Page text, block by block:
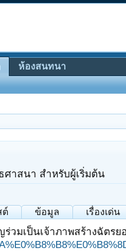
ศาสนา สำหรับผู้เริ่มต้น
ต์ ข้อมูล เรื่องเด่น
วมเป็นเจ้าภาพสร้างฉัตรย
ห้องสนทนา